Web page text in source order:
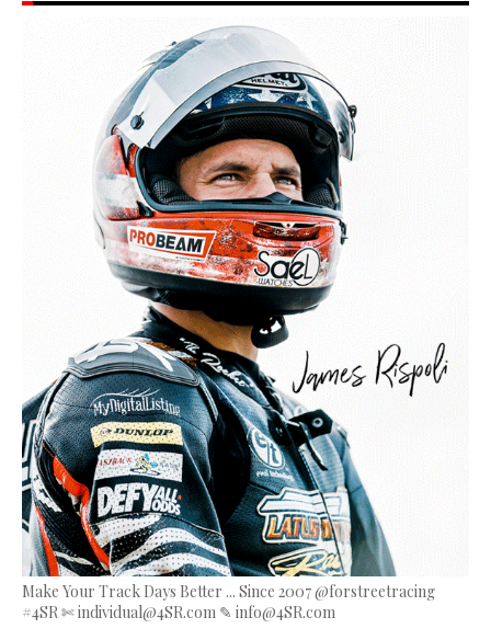
Make Your Track Days Better ... Since 2007 @forstreetracing
#4SR ✄ individual@4SR.com ✎ info@4SR.com